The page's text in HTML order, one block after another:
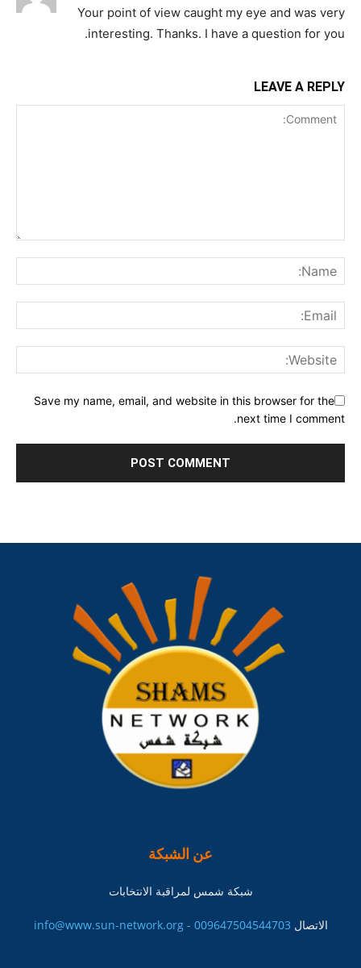
Your point of view caught my eye and was very
interesting. Thanks. I have a question for you.
LEAVE A REPLY
Save my name, email, and website in this browser for the
next time I comment.
عن الشبكة
شبكة شمس لمراقبة الانتخابات
الاتصال info@www.sun-network.org - 009647504544703